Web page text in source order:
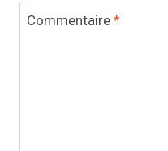
Commentaire *